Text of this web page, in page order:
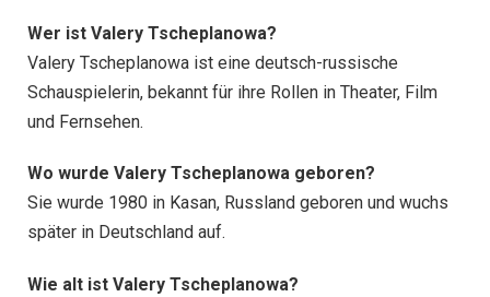
Wer ist Valery Tscheplanowa?
Valery Tscheplanowa ist eine deutsch-russische
Schauspielerin, bekannt für ihre Rollen in Theater, Film
und Fernsehen.
Wo wurde Valery Tscheplanowa geboren?
Sie wurde 1980 in Kasan, Russland geboren und wuchs
später in Deutschland auf.
Wie alt ist Valery Tscheplanowa?